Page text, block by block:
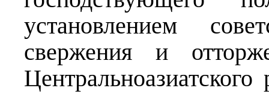
установлением
свержения и